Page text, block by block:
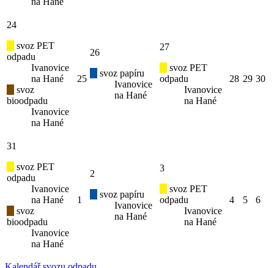
24
svoz PET
odpadu
Ivanovice
na Hané
svoz
bioodpadu
Ivanovice
na Hané
25
26
svoz papíru
Ivanovice
na Hané
27
svoz PET
odpadu
Ivanovice
na Hané
28 29 30
31
svoz PET
odpadu
Ivanovice
na Hané
svoz
bioodpadu
Ivanovice
na Hané
1
2
svoz papíru
Ivanovice
na Hané
3
svoz PET
odpadu
Ivanovice
na Hané
4 5 6